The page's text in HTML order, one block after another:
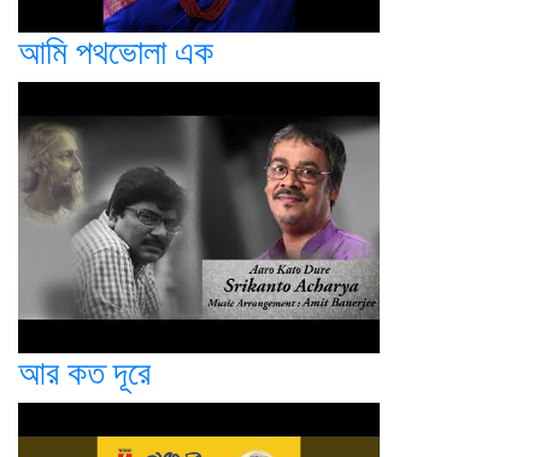
আমি পথভোলা এক
আর কত দূরে